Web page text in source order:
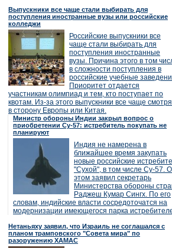
Выпускники все чаще стали выбирать для
поступления иностранные вузы или российские
колледжи
Российские выпускники все
чаще стали выбирать для
поступления иностранные
вузы. Причина этого в том
в сложности поступления в
российские учебные
Приоритет отдается
участникам олимпиад и тем, кто поступает по
квотам. Из-за этого выпускники все чаще
в сторону Европы или Китая.
Министр обороны Индии закрыл вопрос о
приобретении Су-57: истребитель покупать не
планируют
Индия не намерена в
ближайшее время закупать
новые российские
"Сухой", в том числе Су-57.
этом заявил секретарь
Министерства обороны
Раджеш Кумар Сингх. По его
словам, индийские власти сосредоточатся на
модернизации имеющегося парка
Нетаньяху заявил, что Израиль не соглашался с
планом трамповского "Совета мира" по
разоружению ХАМАС